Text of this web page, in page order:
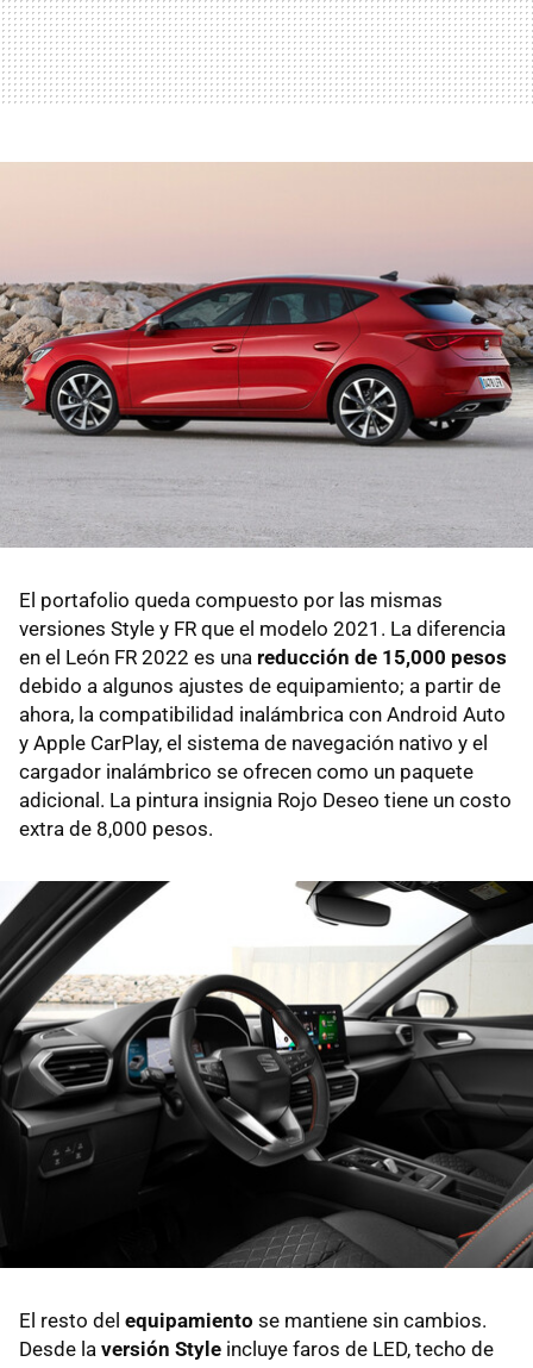
El portafolio queda compuesto por las mismas
versiones Style y FR que el modelo 2021. La diferencia
en el León FR 2022 es una reducción de 15,000 pesos
debido a algunos ajustes de equipamiento; a partir de
ahora, la compatibilidad inalámbrica con Android Auto
y Apple CarPlay, el sistema de navegación nativo y el
cargador inalámbrico se ofrecen como un paquete
adicional. La pintura insignia Rojo Deseo tiene un costo
extra de 8,000 pesos.
El resto del equipamiento se mantiene sin cambios.
Desde la versión Style incluye faros de LED, techo de